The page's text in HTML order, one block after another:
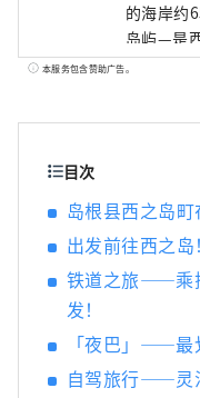
的海岸约
岛屿—是
万年前的
本服务包含赞助广告。
目次
岛根县西之岛町
出发前往西之岛！
铁道之旅——乘
发！
「夜巴」——最
自驾旅行——灵